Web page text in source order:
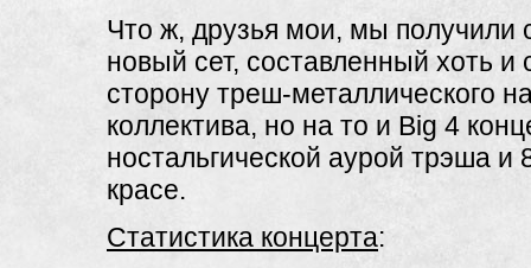
Что ж, друзья мои, мы получили
новый сет, составленный хоть и
сторону треш-металлического
коллектива, но на то и Big 4
ностальгической аурой трэша и
красе.
Статистика концерта: